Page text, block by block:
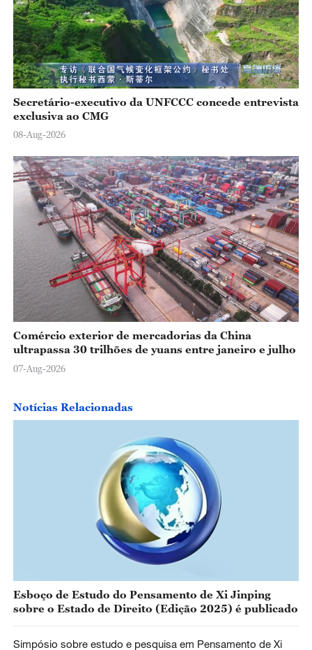
Secretário-executivo da UNFCCC concede entrevista
exclusiva ao CMG
08-Aug-2026
Comércio exterior de mercadorias da China
ultrapassa 30 trilhões de yuans entre janeiro e julho
07-Aug-2026
Notícias Relacionadas
Esboço de Estudo do Pensamento de Xi Jinping
sobre o Estado de Direito (Edição 2025) é publicado
Simpósio sobre estudo e pesquisa em Pensamento de Xi